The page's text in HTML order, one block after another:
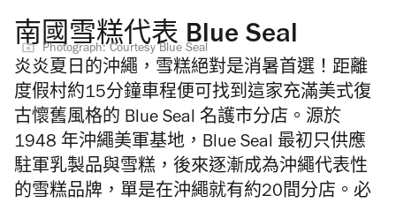
南國雪糕代表 Blue Seal
Photograph: Courtesy Blue Seal
炎炎夏日的沖繩，雪糕絕對是消暑首選！距離
度假村約15分鐘車程便可找到這家充滿美式復
古懷舊風格的 Blue Seal 名護市分店。源於
1948 年沖繩美軍基地，Blue Seal 最初只供應
駐軍乳製品與雪糕，後來逐漸成為沖繩代表性
的雪糕品牌， 單是在沖繩就有約20間分店。必